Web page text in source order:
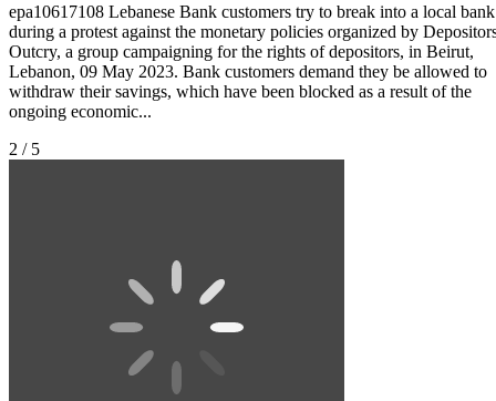
epa10617108 Lebanese Bank customers try to break into a local bank
during a protest against the monetary policies organized by
Outcry, a group campaigning for the rights of depositors, in Beirut,
Lebanon, 09 May 2023. Bank customers demand they be allowed to
withdraw their savings, which have been blocked as a result of the
ongoing economic...
2 / 5